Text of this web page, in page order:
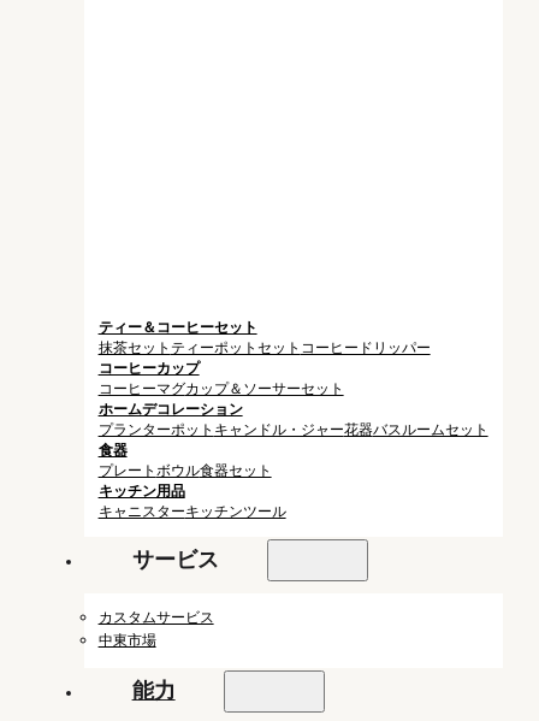
ティー＆コーヒーセット
抹茶セット ティーポットセット コーヒードリッパー
コーヒーカップ
コーヒーマグカップ＆ソーサーセット
ホームデコレーション
プランターポット キャンドル・ジャー花器バスルームセット
食器
プレート ボウル食器セット
キッチン用品
キャニスターキッチンツール
サービス
カスタムサービス
中東市場
能力